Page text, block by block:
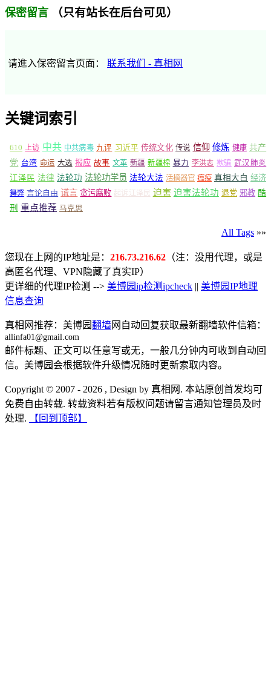
保密留言 （只有站长在后台可见）
请進入保密留言页面： 联系我们 - 真相网
关键词索引
610 上访 中共 中共病毒 九评 习近平 传统文化 传说 信仰 修炼 健康 共产
党 台湾 命运 大选 报应 故事 文革 新疆 新疆棉 暴力 李洪志 欺骗 武汉肺炎
江泽民 法律 法轮功 法轮功学员 法轮大法 活摘器官 瘟疫 真相大白 经济
舞弊 言论自由 谎言 贪污腐败 起诉江泽民 迫害 迫害法轮功 退党 邪教 酷
刑 重点推荐 马克思
All Tags »»
您现在上网的IP地址是： 216.73.216.62 （注：没用代理，或是
高匿名代理、VPN隐藏了真实IP）
更详细的代理IP检测 --> 美博园ip检测ipcheck || 美博园IP地理
信息查询
真相网推荐：美博园翻墙网自动回复获取最新翻墙软件信箱：
allinfa01@gmail.com
邮件标题、正文可以任意写或无，一般几分钟内可收到自动回
信。美博园会根据软件升级情况随时更新索取内容。
Copyright © 2007 - 2026 , Design by 真相网. 本站原创首发均可
免费自由转载. 转载资料若有版权问题请留言通知管理员及时
处理.
【回到顶部】